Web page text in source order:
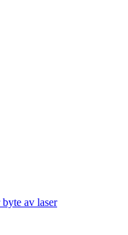
av laser